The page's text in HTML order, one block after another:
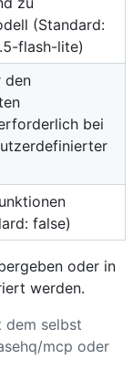
(Standard:
flash-lite)
den
bei
false)
oder in
werden.
dem selbst
mcp oder